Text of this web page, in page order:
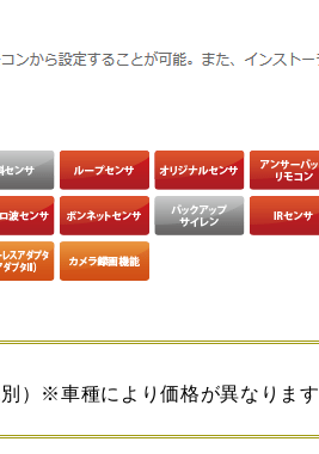
別）※車種により価格が異なります